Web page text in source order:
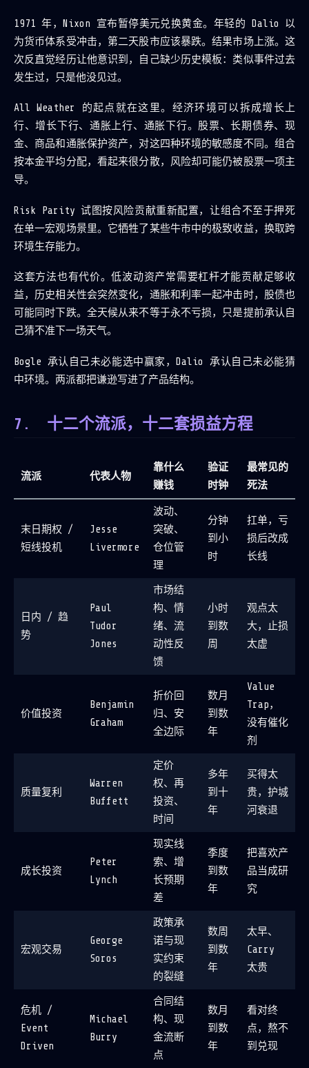
1971 年，Nixon 宣布暂停美元兑换黄金。年轻的 Dalio 以
为货币体系受冲击，第二天股市应该暴跌。结果市场上涨。这
次反直觉经历让他意识到，自己缺少历史模板：类似事件过去
发生过，只是他没见过。
All Weather 的起点就在这里。经济环境可以拆成增长上
行、增长下行、通胀上行、通胀下行。股票、长期债券、现
金、商品和通胀保护资产，对这四种环境的敏感度不同。组合
按本金平均分配，看起来很分散，风险却可能仍被股票一项主
导。
Risk Parity 试图按风险贡献重新配置，让组合不至于押死
在单一宏观场景里。它牺牲了某些牛市中的极致收益，换取跨
环境生存能力。
这套方法也有代价。低波动资产常需要杠杆才能贡献足够收
益，历史相关性会突然变化，通胀和利率一起冲击时，股债也
可能同时下跌。全天候从来不等于永不亏损，只是提前承认自
己猜不准下一场天气。
Bogle 承认自己未必能选中赢家，Dalio 承认自己未必能猜
中环境。两派都把谦逊写进了产品结构。
十二个流派，十二套损益方程
流派 代表人物
靠什么
赚钱
验证
时钟
最常见的
死法
末日期权 /
短线投机
Jesse
Livermore
波动、
突破、
仓位管
理
分钟
到小
时
扛单，亏
损后改成
长线
日内 / 趋
势
Paul
Tudor
Jones
市场结
构、情
绪、流
动性反
馈
小时
到数
周
观点太
大，止损
太虚
价值投资
Benjamin
Graham
折价回
归、安
全边际
数月
到数
年
Value
Trap，
没有催化
剂
质量复利
Warren
Buffett
定价
权、再
投资、
时间
多年
到十
年
买得太
贵，护城
河衰退
成长投资
Peter
Lynch
现实线
索、增
长预期
差
季度
到数
年
把喜欢产
品当成研
究
宏观交易
George
Soros
政策承
诺与现
实约束
的裂缝
数周
到数
年
太早、
Carry
太贵
危机 /
Event
Driven
Michael
Burry
合同结
构、现
金流断
点
数月
到数
年
看对终
点，熬不
到兑现